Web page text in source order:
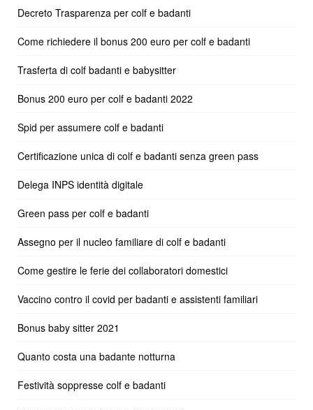
Decreto Trasparenza per colf e badanti
Come richiedere il bonus 200 euro per colf e badanti
Trasferta di colf badanti e babysitter
Bonus 200 euro per colf e badanti 2022
Spid per assumere colf e badanti
Certificazione unica di colf e badanti senza green pass
Delega INPS identità digitale
Green pass per colf e badanti
Assegno per il nucleo familiare di colf e badanti
Come gestire le ferie dei collaboratori domestici
Vaccino contro il covid per badanti e assistenti familiari
Bonus baby sitter 2021
Quanto costa una badante notturna
Festività soppresse colf e badanti